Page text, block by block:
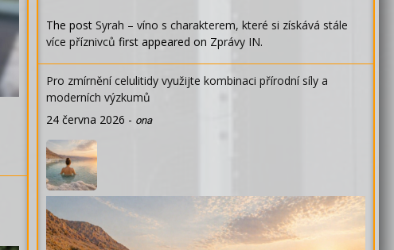
The post Syrah – víno s charakterem, které si získává stále
více příznivců first appeared on Zprávy IN.
Pro zmírnění celulitidy využijte kombinaci přírodní síly a
moderních výzkumů
24 června 2026 - ona